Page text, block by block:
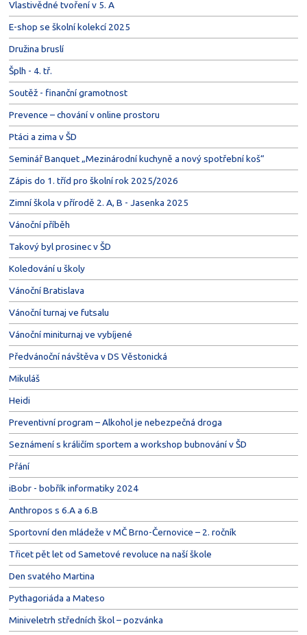
Vlastivědné tvoření v 5. A
E-shop se školní kolekcí 2025
Družina bruslí
Šplh - 4. tř.
Soutěž - finanční gramotnost
Prevence – chování v online prostoru
Ptáci a zima v ŠD
Seminář Banquet „Mezinárodní kuchyně a nový spotřební koš“
Zápis do 1. tříd pro školní rok 2025/2026
Zimní škola v přírodě 2. A, B - Jasenka 2025
Vánoční příběh
Takový byl prosinec v ŠD
Koledování u školy
Vánoční Bratislava
Vánoční turnaj ve futsalu
Vánoční miniturnaj ve vybíjené
Předvánoční návštěva v DS Věstonická
Mikuláš
Heidi
Preventivní program – Alkohol je nebezpečná droga
Seznámení s králičím sportem a workshop bubnování v ŠD
Přání
iBobr - bobřík informatiky 2024
Anthropos s 6.A a 6.B
Sportovní den mládeže v MČ Brno-Černovice – 2. ročník
Třicet pět let od Sametové revoluce na naší škole
Den svatého Martina
Pythagoriáda a Mateso
Miniveletrh středních škol – pozvánka